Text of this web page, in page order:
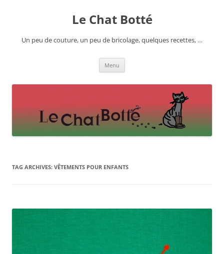
Le Chat Botté
Un peu de couture, un peu de bricolage, quelques recettes, …
Menu
TAG ARCHIVES: VÊTEMENTS POUR ENFANTS